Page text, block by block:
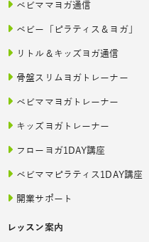
ベビママヨガ通信
ベビー「ピラティス＆ヨガ」
リトル＆キッズヨガ通信
骨盤スリムヨガトレーナー
ベビママヨガトレーナー
キッズヨガトレーナー
フローヨガ1DAY講座
ベビママピラティス1DAY講座
開業サポート
レッスン案内